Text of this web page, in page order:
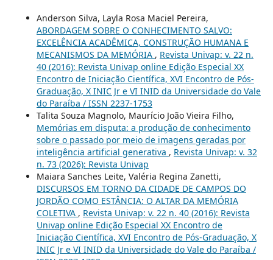
Anderson Silva, Layla Rosa Maciel Pereira,
ABORDAGEM SOBRE O CONHECIMENTO SALVO:
EXCELÊNCIA ACADÊMICA, CONSTRUÇÃO HUMANA E
MECANISMOS DA MEMÓRIA , Revista Univap: v. 22 n.
40 (2016): Revista Univap online Edição Especial XX
Encontro de Iniciação Científica, XVI Encontro de Pós-
Graduação, X INIC Jr e VI INID da Universidade do Vale
do Paraíba / ISSN 2237-1753
Talita Souza Magnolo, Maurício João Vieira Filho,
Memórias em disputa: a produção de conhecimento
sobre o passado por meio de imagens geradas por
inteligência artificial generativa , Revista Univap: v. 32
n. 73 (2026): Revista Univap
Maiara Sanches Leite, Valéria Regina Zanetti,
DISCURSOS EM TORNO DA CIDADE DE CAMPOS DO
JORDÃO COMO ESTÂNCIA: O ALTAR DA MEMÓRIA
COLETIVA , Revista Univap: v. 22 n. 40 (2016): Revista
Univap online Edição Especial XX Encontro de
Iniciação Científica, XVI Encontro de Pós-Graduação, X
INIC Jr e VI INID da Universidade do Vale do Paraíba /